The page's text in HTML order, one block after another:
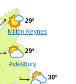
30º
Aylesbury
29º
Milton Keynes
29º